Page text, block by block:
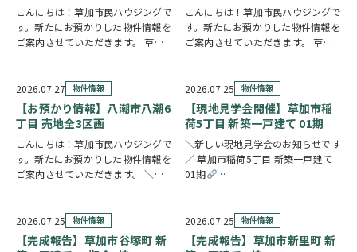
こんにちは！草加市民ハウジングで
す。新たにお預かりした物件情報を
ご案内させていただきます。 草加
角地に建つ、6LDKのお住まいで
す。事務所スペースを備えており、
在宅ワークや…
こんにちは！草加市民ハウジングで
す。新たにお預かりした物件情報を
ご案内させていただきます。 草加
宅からスーパー・ドラッグストアま
で徒歩3分圏内と、買い物に便利な
立地です。2…
2026.07.27 物件情報
【お預かり情報】八潮市八潮6
丁目 売地全3区画
こんにちは！草加市民ハウジングで
す。新たにお預かりした物件情報を
ご案内させていただきます。 ＼弊
ら〇2区画の詳細情報はこちら〇3
区画の詳細情報はこちら
クリッ
クで詳しい情…
2026.07.25 物件情報
【現地見学会開催】草加市稲
荷5丁目 新築一戸建て 01期
＼新しい現地見学会のお知らせです
／ 草加市稲荷5丁目 新築一戸建て
01期
2026.07.25 物件情報
【完成報告】草加市谷塚町 新
2026.07.25 物件情報
【完成報告】草加市新里町 新